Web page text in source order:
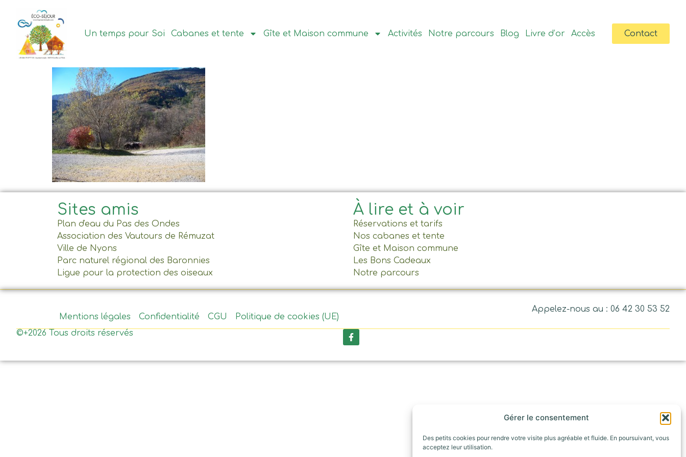
Gérer le consentement
Des petits cookies pour rendre votre visite plus agréable et fluide. En poursuivant, vous
acceptez leur utilisation.
principal
Un temps pour Soi Cabanes et tente Gîte et Maison commune Activités Notre parcours Blog Livre d’or Accès Contact
Sites amis
Plan d'eau du Pas des Ondes
Association des Vautours de Rémuzat
Ville de Nyons
Parc naturel régional des Baronnies
Ligue pour la protection des oiseaux
À lire et à voir
Réservations et tarifs
Nos cabanes et tente
Gîte et Maison commune
Les Bons Cadeaux
Notre parcours
Appelez-nous au : 06 42 30 53 52
Mentions légales
Confidentialité CGU
Politique de cookies (UE)
©+2026 Tous droits réservés